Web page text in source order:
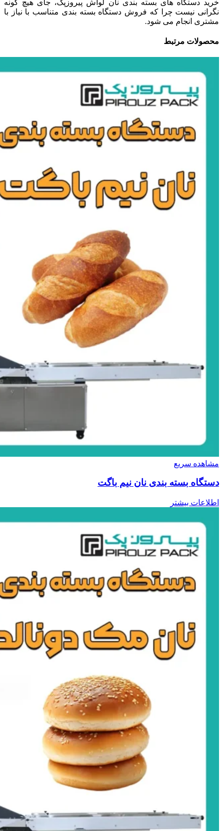
خرید دستگاه های بسته بندی نان لواش پیروزپک، جای هیچ گونه
نگرانی نیست چرا که فروش دستگاه بسته بندی متناسب با نیاز با
مشتری انجام می شود.
محصولات مرتبط
مشاهده سریع
دستگاه بسته بندی نان نیم باگت
اطلاعات بیشتر